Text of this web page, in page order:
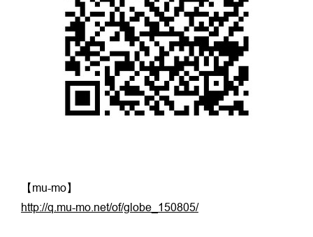
【mu-mo】
http://q.mu-mo.net/of/globe_150805/